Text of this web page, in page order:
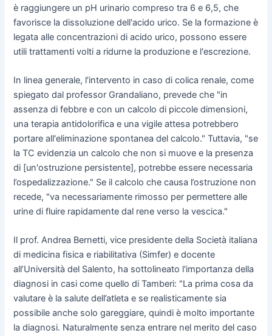
è raggiungere un pH urinario compreso tra 6 e 6,5, che
favorisce la dissoluzione dell'acido urico. Se la formazione è
legata alle concentrazioni di acido urico, possono essere
utili trattamenti volti a ridurne la produzione e l'escrezione.
In linea generale, l'intervento in caso di colica renale, come
spiegato dal professor Grandaliano, prevede che "in
assenza di febbre e con un calcolo di piccole dimensioni,
una terapia antidolorifica e una vigile attesa potrebbero
portare all'eliminazione spontanea del calcolo." Tuttavia, "se
la TC evidenzia un calcolo che non si muove e la presenza
di [un'ostruzione persistente], potrebbe essere necessaria
l’ospedalizzazione." Se il calcolo che causa l’ostruzione non
recede, "va necessariamente rimosso per permettere alle
urine di fluire rapidamente dal rene verso la vescica."
Il prof. Andrea Bernetti, vice presidente della Società italiana
di medicina fisica e riabilitativa (Simfer) e docente
all’Università del Salento, ha sottolineato l'importanza della
diagnosi in casi come quello di Tamberi: "La prima cosa da
valutare è la salute dell’atleta e se realisticamente sia
possibile anche solo gareggiare, quindi è molto importante
la diagnosi. Naturalmente senza entrare nel merito del caso